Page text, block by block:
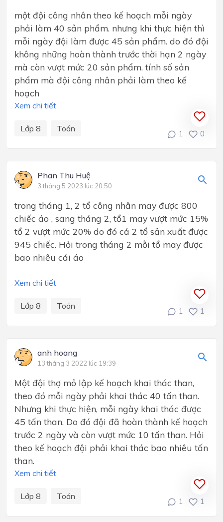
một đội công nhân theo kế hoạch mỗi ngày
phải làm 40 sản phẩm. nhưng khi thực hiện thì
mỗi ngày đội làm được 45 sản phẩm. do đó đội
không những hoàn thành trước thời hạn 2 ngày
mà còn vượt mức 20 sản phẩm. tính số sản
phẩm mà đội công nhân phải làm theo kế
hoạch
Xem chi tiết
Lớp 8 Toán
1 0
Phan Thu Huệ
3 tháng 5 2023 lúc 20:50
trong tháng 1, 2 tổ công nhân may được 800
chiếc áo , sang tháng 2, tổ1 may vượt mức 15%
tổ 2 vượt mức 20% do đó cả 2 tổ sản xuất được
945 chiếc. Hỏi trong tháng 2 mỗi tổ may được
bao nhiêu cái áo
Xem chi tiết
Lớp 8 Toán
1 1
anh hoang
13 tháng 3 2022 lúc 19:39
Một đội thợ mỏ lập kế hoạch khai thác than,
theo đó mỗi ngày phải khai thác 40 tấn than.
Nhưng khi thực hiện, mỗi ngày khai thác được
45 tấn than. Do đó đội đã hoàn thành kế hoạch
trước 2 ngày và còn vượt mức 10 tấn than. Hỏi
theo kế hoạch đội phải khai thác bao nhiêu tấn
than.
Xem chi tiết
Lớp 8 Toán
1 1